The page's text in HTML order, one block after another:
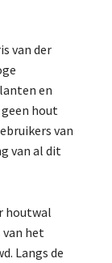
van der
en
geen hout
van
van al dit
houtwal
van het
Langs de